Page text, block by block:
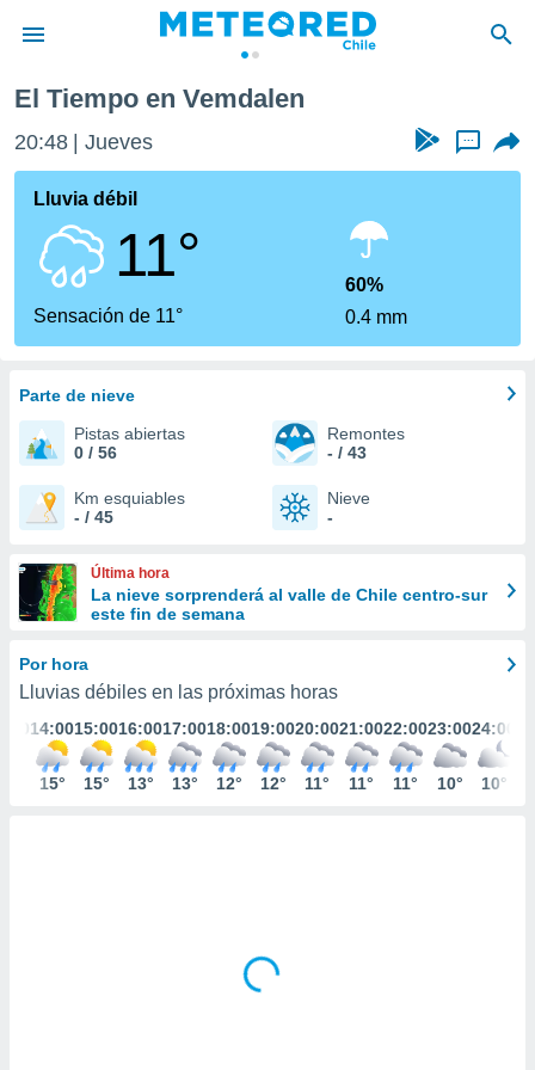
de
por
se
calidad.
a este
las
y
forma
basada
permite
coste.
botón
a la
ACEPTAR
CONTINUAR
CONFIGURACIÓN
El Tiempo en Vemdalen
20:48 Jueves ...
Lluvia débil
11°
Sensación de 11°
60%
0.4 mm
Parte de nieve
Pistas abiertas
0 / 56
Remontes
- / 43
Km esquiables
- / 45
Nieve
-
Última hora
La nieve sorprenderá al valle de Chile centro-sur
este fin de semana
Por hora
Lluvias débiles en las próximas horas
14:00
15°
15:00
15°
16:00
13°
17:00
13°
18:00
12°
19:00
12°
20:00
11°
21:00
11°
22:00
11°
23:00
10°
24:00
10°